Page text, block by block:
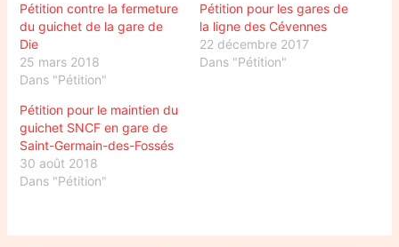
Pétition contre la fermeture
du guichet de la gare de
Die
25 mars 2018
Dans "Pétition"
Pétition pour les gares de
la ligne des Cévennes
22 décembre 2017
Dans "Pétition"
Pétition pour le maintien du
guichet SNCF en gare de
Saint-Germain-des-Fossés
30 août 2018
Dans "Pétition"